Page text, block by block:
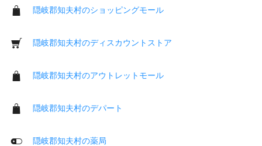
隠岐郡知夫村のショッピングモール
隠岐郡知夫村のディスカウントストア
隠岐郡知夫村のアウトレットモール
隠岐郡知夫村のデパート
隠岐郡知夫村の薬局